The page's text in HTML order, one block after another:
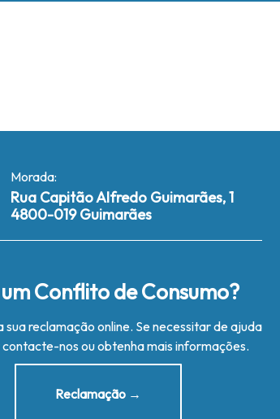
Morada:
Rua Capitão Alfredo Guimarães, 1
4800-019 Guimarães
Conflito de Consumo?
sua reclamação online. Se necessitar de ajuda
nos ou obtenha mais informações.
Reclamação →